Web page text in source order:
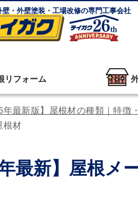
・外壁塗装・工場改修の専門工事会社
リフォーム
年最新版】屋根材の種類｜特徴
根材
年最新】屋根